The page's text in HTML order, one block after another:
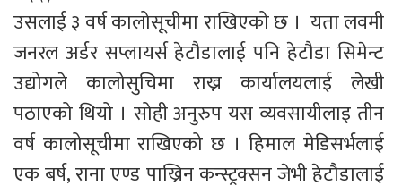
उसलाई ३ वर्ष कालोसूचीमा राखिएको छ ।  यता लवमी
जनरल अर्डर सप्लायर्स हेटौडालाई पनि हेटौडा सिमेन्ट
उद्योगले कालोसुचिमा राख्न कार्यालयलाई लेखी
पठाएको थियो । सोही अनुरुप यस व्यवसायीलाइ तीन
वर्ष कालोसूचीमा राखिएको छ । हिमाल मेडिसर्भलाई
एक बर्ष, राना एण्ड पाख्रिन कन्स्ट्रक्सन जेभी हेटौडालाई